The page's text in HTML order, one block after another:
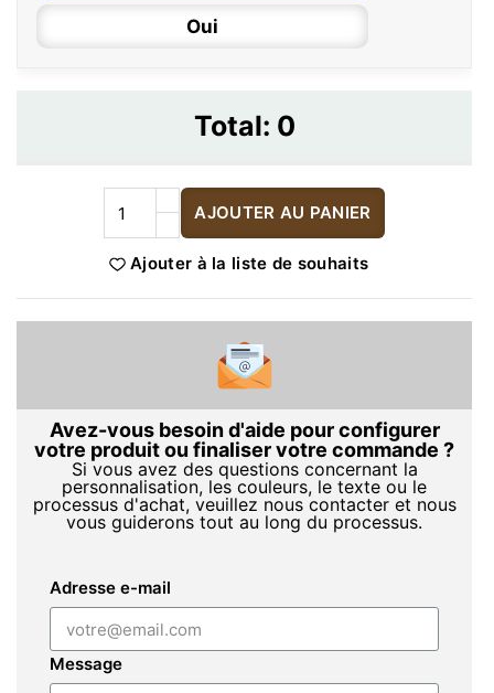
Oui
Total: 0
AJOUTER AU PANIER
Ajouter à la liste de souhaits
Avez-vous besoin d'aide pour configurer
votre produit ou finaliser votre commande ?
Si vous avez des questions concernant la
personnalisation, les couleurs, le texte ou le
processus d'achat, veuillez nous contacter et nous
vous guiderons tout au long du processus.
Adresse e-mail
Message